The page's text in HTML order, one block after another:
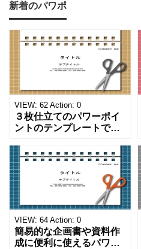
新着のパワポ
VIEW: 62 Action: 0
３枚仕立てのパワーポイ
ントのテンプレートで
ペンのワンポイントイラ
ストが描かれています。
ご案内やお知らせなど簡
単な資料を時短で作成で
きる便利なフォーマット
になります。 文房具好き
の方、掲示ポスターを作
成をされたい方におす
VIEW: 64 Action: 0
簡易的な企画書や資料作
成に便利に使えるパワー